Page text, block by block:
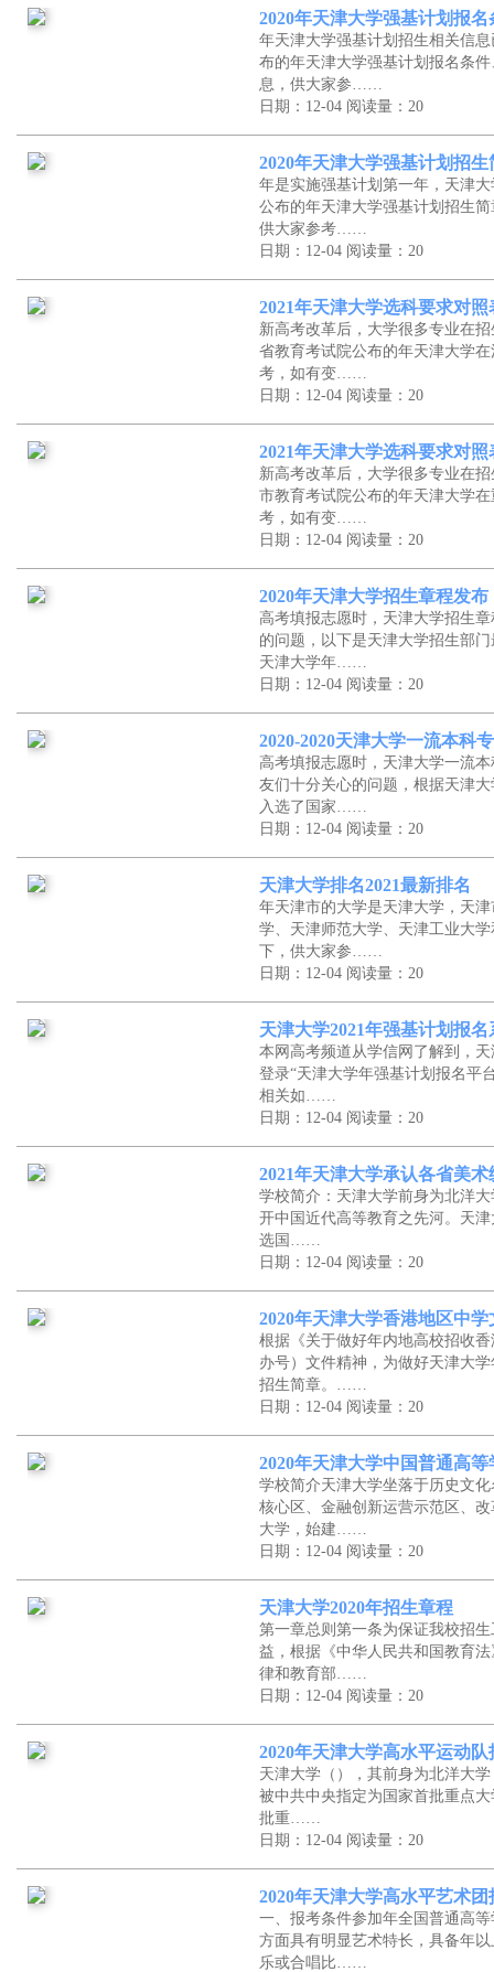
2020年天津大学强基计划报
年天津大学强基计划招生相关信
布的年天津大学强基计划报名条
息，供大家参……
日期：12-04 阅读量：20
2020年天津大学强基计划招
年是实施强基计划第一年，天津
公布的年天津大学强基计划招生
供大家参考……
日期：12-04 阅读量：20
2021年天津大学选科要求对
新高考改革后，大学很多专业在
省教育考试院公布的年天津大学
考，如有变……
日期：12-04 阅读量：20
2021年天津大学选科要求对
新高考改革后，大学很多专业在
市教育考试院公布的年天津大学
考，如有变……
日期：12-04 阅读量：20
2020年天津大学招生章程发布
高考填报志愿时，天津大学招生
的问题，以下是天津大学招生部
天津大学年……
日期：12-04 阅读量：20
2020-2020天津大学一流本科
高考填报志愿时，天津大学一流
友们十分关心的问题，根据天津
入选了国家……
日期：12-04 阅读量：20
天津大学排名2021最新排名
年天津市的大学是天津大学，天
学、天津师范大学、天津工业大
下，供大家参……
日期：12-04 阅读量：20
天津大学2021年强基计划报
本网高考频道从学信网了解到，
登录“天津大学年强基计划报名平
相关如……
日期：12-04 阅读量：20
2021年天津大学承认各省美
学校简介：天津大学前身为北洋
开中国近代高等教育之先河。天
选国……
日期：12-04 阅读量：20
2020年天津大学香港地区中
根据《关于做好年内地高校招收
办号）文件精神，为做好天津大
招生简章。……
日期：12-04 阅读量：20
2020年天津大学中国普通高
学校简介天津大学坐落于历史文
核心区、金融创新运营示范区、
大学，始建……
日期：12-04 阅读量：20
天津大学2020年招生章程
第一章总则第一条为保证我校招
益，根据《中华人民共和国教育
律和教育部……
日期：12-04 阅读量：20
2020年天津大学高水平运动
天津大学（），其前身为北洋大
被中共中央指定为国家首批重点
批重……
日期：12-04 阅读量：20
2020年天津大学高水平艺术
一、报考条件参加年全国普通高
方面具有明显艺术特长，具备年
乐或合唱比……